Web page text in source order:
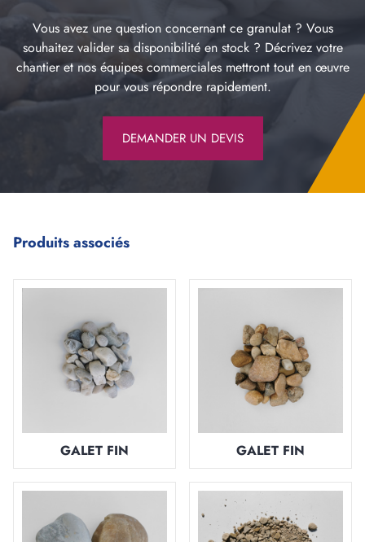
Vous avez une question concernant ce granulat ? Vous
souhaitez valider sa disponibilité en stock ? Décrivez votre
chantier et nos équipes commerciales mettront tout en œuvre
pour vous répondre rapidement.
DEMANDER UN DEVIS
Produits associés
GALET FIN GALET FIN